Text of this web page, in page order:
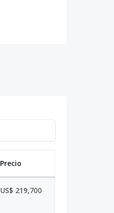
Precio
US$ 219,700